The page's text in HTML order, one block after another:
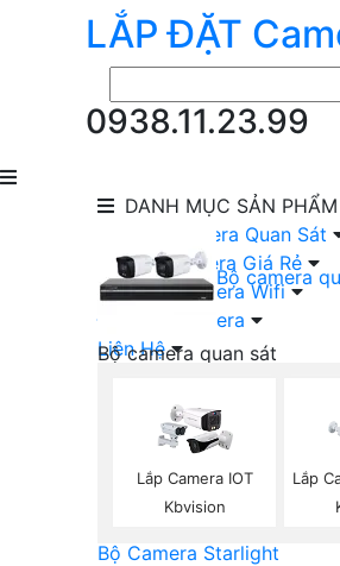
LẮP ĐẶT
0938.11.23.99
DANH MỤC SẢN PHẨM
Bộ camera
Bộ camera quan sát
Camera KBVISION Trọn Bộ
Camera DAHUA Trọn Bộ
Camera giá Rẻ Trọn Bộ
Bộ Camera Nên Dùng
Bộ Camera Starlight
lắp Đặt Camera Quan Sát
Lắp Bộ Camera Giá Rẻ
Lắp Đặt Camera Wifi
Đầu Ghi Camera
Liên Hệ
Lắp Camera IOT
Kbvision
Lắp